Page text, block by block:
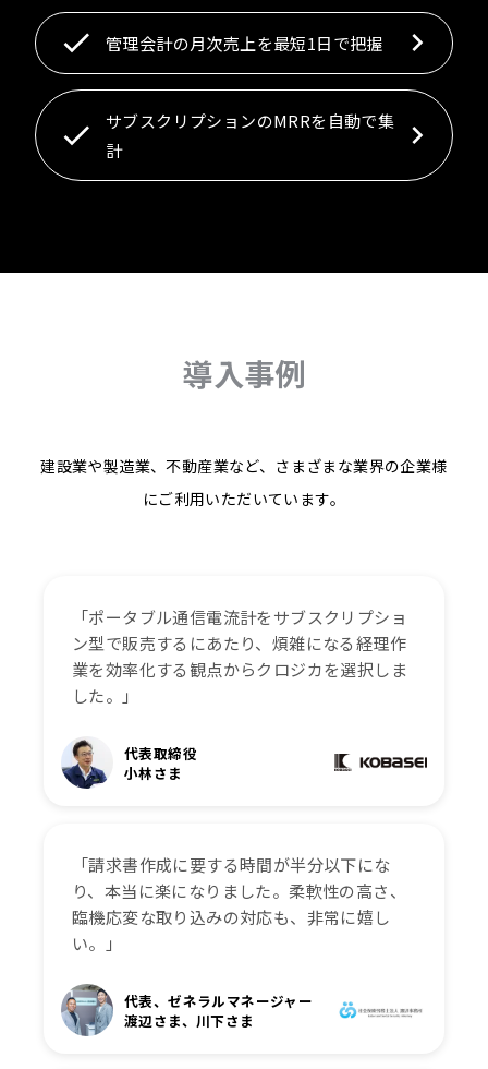
管理会計の月次売上を最短1日で把握
サブスクリプションのMRRを自動で集
計
導入事例
建設業や製造業、不動産業など、さまざまな業界の企業様
にご利用いただいています。
「ポータブル通信電流計をサブスクリプショ
ン型で販売するにあたり、煩雑になる経理作
業を効率化する観点からクロジカを選択しま
した。」
代表取締役
小林さま
「請求書作成に要する時間が半分以下にな
り、本当に楽になりました。柔軟性の高さ、
臨機応変な取り込みの対応も、非常に嬉し
い。」
代表、ゼネラルマネージャー
渡辺さま、川下さま